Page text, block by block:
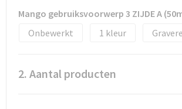
Vrije tijd en reizen
Sport
Mango gebruiksvoorwerp 3 ZIJDE A
Onbewerkt
1
2. Aantal producten